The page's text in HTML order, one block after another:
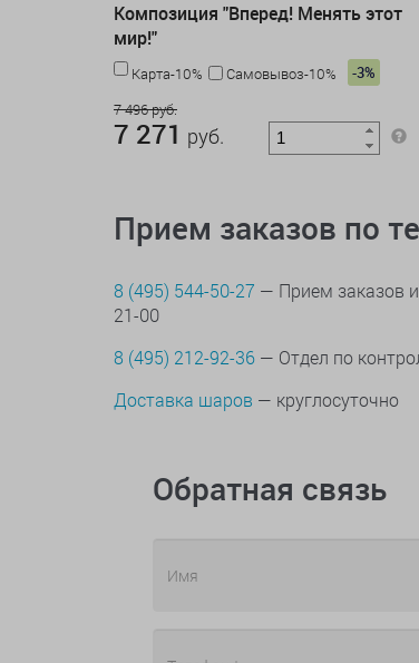
Композиция "Вперед! Менять этот
мир!"
Карта-10% Самовывоз-10%
-3%
7 496 руб.
7 271 руб.
Прием заказов по
8 (495) 544-50-27 — Прием заказов
21-00
8 (495) 212-92-36 — Отдел по
Доставка шаров — круглосуточно
Обратная связь